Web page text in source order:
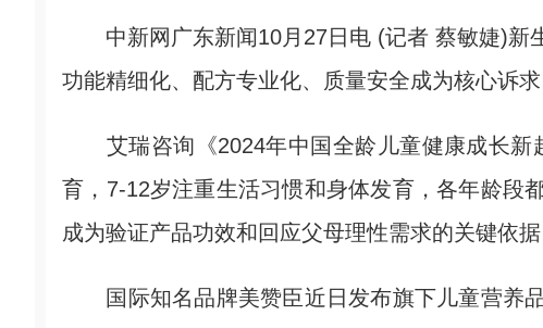
中新网广东新闻10月27日电 (记者 蔡敏婕)新
功能精细化、配方专业化、质量安全成为核心诉求
艾瑞咨询《2024年中国全龄儿童健康成长新
育，7-12岁注重生活习惯和身体发育，各年龄段
成为验证产品功效和回应父母理性需求的关键依据
国际知名品牌美赞臣近日发布旗下儿童营养